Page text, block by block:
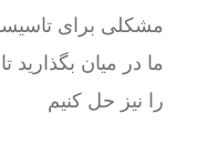
مشکلی برای
ما در میان
را نیز حل کنیم